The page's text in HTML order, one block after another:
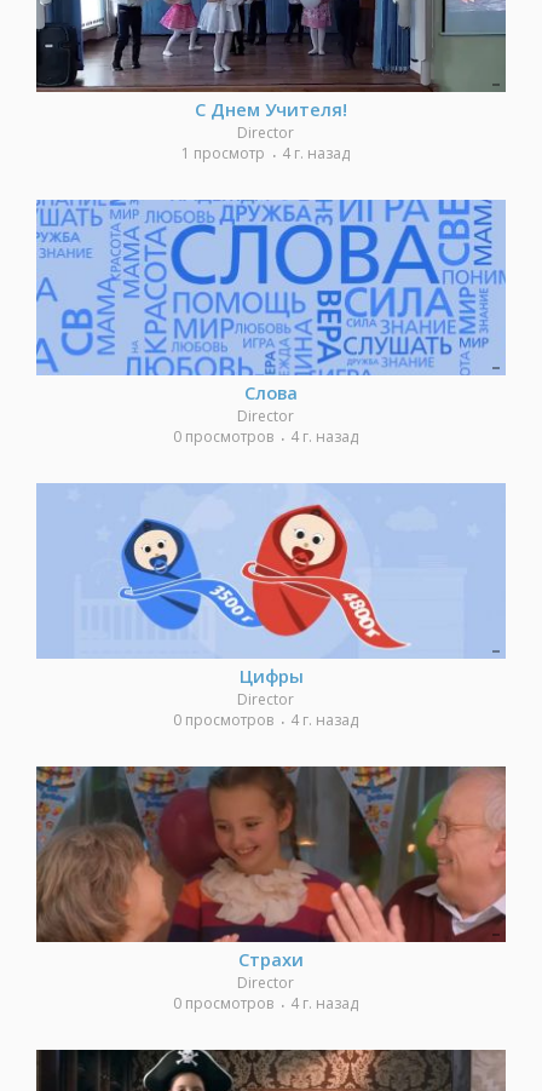
С Днем Учителя!
Director
1 просмотр
4 г. назад
Слова
Director
0 просмотров
4 г. назад
Цифры
Director
0 просмотров
4 г. назад
Страхи
Director
0 просмотров
4 г. назад